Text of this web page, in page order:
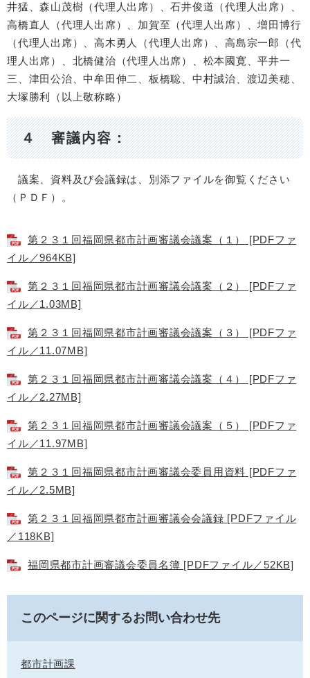
井猛、森山茂樹（代理人出席）、石井俊道（代理人出席）、
高橋直人（代理人出席）、加賀至（代理人出席）、増田博行
（代理人出席）、高木勇人（代理人出席）、高島宗一郎（代
理人出席）、北橋健治（代理人出席）、松本國寛、平井一
三、津田公治、中牟田伸二、板橋聡、中村誠治、渡辺美穂、
大塚勝利（以上敬称略）
４ 審議内容：
議案、資料及び会議録は、別添ファイルを御覧ください
（ＰＤＦ）。
第２３１回福岡県都市計画審議会議案（１） [PDFファ
イル／964KB]
第２３１回福岡県都市計画審議会議案（２） [PDFファ
イル／1.03MB]
第２３１回福岡県都市計画審議会議案（３） [PDFファ
イル／11.07MB]
第２３１回福岡県都市計画審議会議案（４） [PDFファ
イル／2.27MB]
第２３１回福岡県都市計画審議会議案（５） [PDFファ
イル／11.97MB]
第２３１回福岡県都市計画審議会委員用資料 [PDFファ
イル／2.5MB]
第２３１回福岡県都市計画審議会会議録 [PDFファイル
／118KB]
福岡県都市計画審議会委員名簿 [PDFファイル／52KB]
このページに関するお問い合わせ先
都市計画課